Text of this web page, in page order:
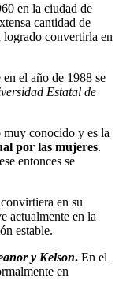
en la ciudad de
cantidad de
logrado convertirla en
el año de 1988 se
Estatal de
conocido y es la
por las mujeres.
entonces se
en su
actualmente en la
estable.
y Kelson. En el
en